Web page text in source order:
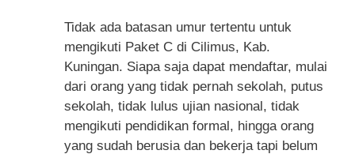
Tidak ada batasan umur tertentu untuk
mengikuti Paket C di Cilimus, Kab.
Kuningan. Siapa saja dapat mendaftar, mulai
dari orang yang tidak pernah sekolah, putus
sekolah, tidak lulus ujian nasional, tidak
mengikuti pendidikan formal, hingga orang
yang sudah berusia dan bekerja tapi belum